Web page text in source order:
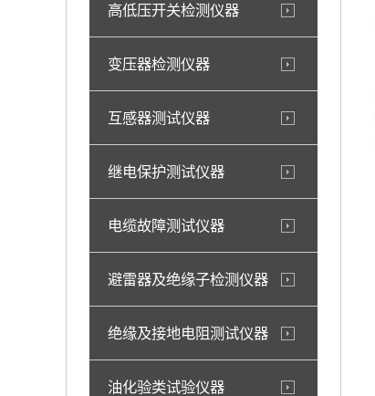
高低压开关检测仪器
变压器检测仪器
互感器测试仪器
继电保护测试仪器
电缆故障测试仪器
避雷器及绝缘子检测仪器
绝缘及接地电阻测试仪器
油化验类试验仪器